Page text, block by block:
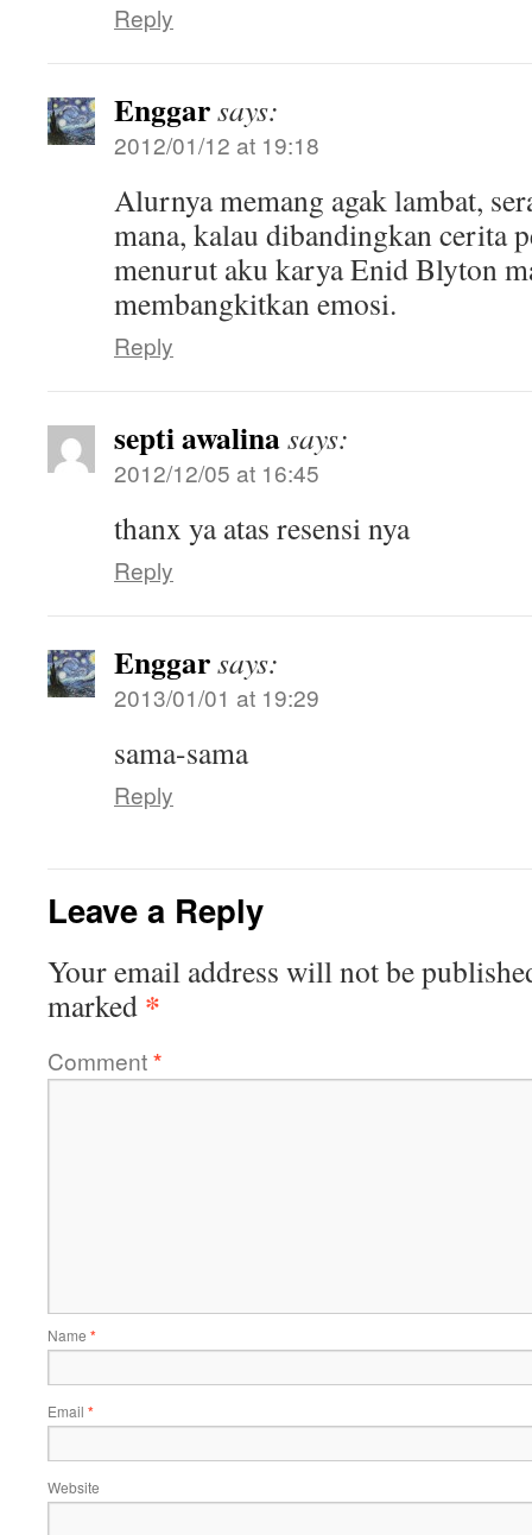
Reply
Enggarsays:
2012/01/12 at 19:18
Alurnya memang agak lambat,
mana, kalau dibandingkan cerita
menurut aku karya Enid Blyton
membangkitkan emosi.
Reply
septi awalinasays:
2012/12/05 at 16:45
thanx ya atas resensi nya
Reply
Enggarsays:
2013/01/01 at 19:29
sama-sama
Reply
Leave a Reply
Your email address will not be
marked *
Comment*
Name *
Email *
Website